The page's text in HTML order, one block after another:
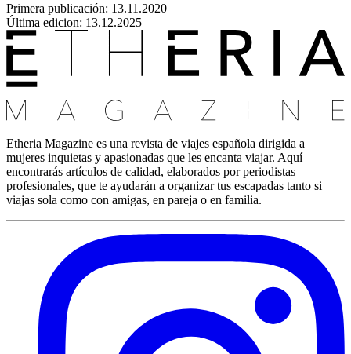
Primera publicación: 13.11.2020
Última edicion: 13.12.2025
Etheria Magazine es una revista de viajes española dirigida a
mujeres inquietas y apasionadas que les encanta viajar. Aquí
encontrarás artículos de calidad, elaborados por periodistas
profesionales, que te ayudarán a organizar tus escapadas tanto si
viajas sola como con amigas, en pareja o en familia.